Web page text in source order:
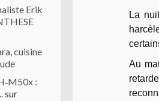
Erik
cuisine
:
sur
La
Au